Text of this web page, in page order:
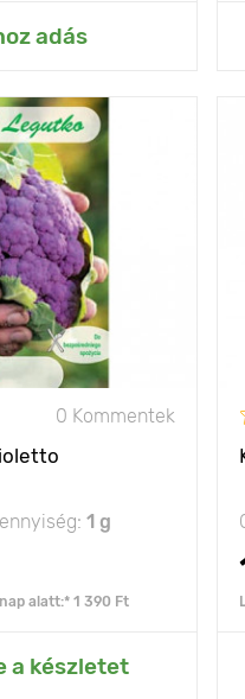
adás
Én kertemhez
0 Kommentek
1 g
alatt:* 1 390 Ft
a készletet
magas hozamú és
értékes táplálkozási
tulajdonságokkal
rendelkező fajta
50 х 50 cm
Én kertemhez